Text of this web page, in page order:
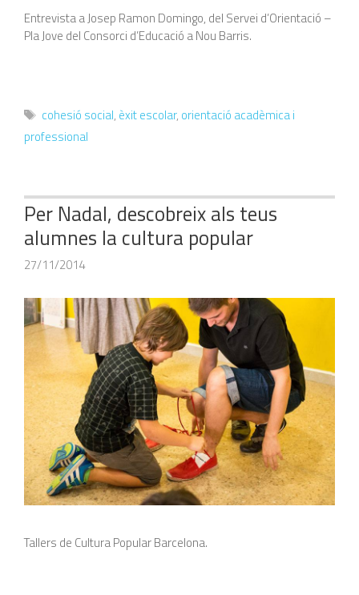
Entrevista a Josep Ramon Domingo, del Servei d’Orientació –
Pla Jove del Consorci d’Educació a Nou Barris.
Etiquetes
cohesió social, èxit escolar, orientació acadèmica i
professional
Per Nadal, descobreix als teus
alumnes la cultura popular
27/11/2014
Tallers de Cultura Popular Barcelona.